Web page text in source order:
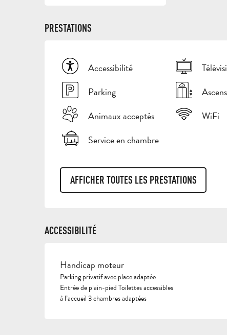
PRESTATIONS
Accessibilité
Parking
Animaux acceptés
WiFi
Service en chambre
AFFICHER TOUTES LES PRESTATIONS
ACCESSIBILITÉ
Handicap moteur
Parking privatif avec place adaptée
Entrée de plain-pied Toilettes accessibles
à l’accueil 3 chambres adaptées